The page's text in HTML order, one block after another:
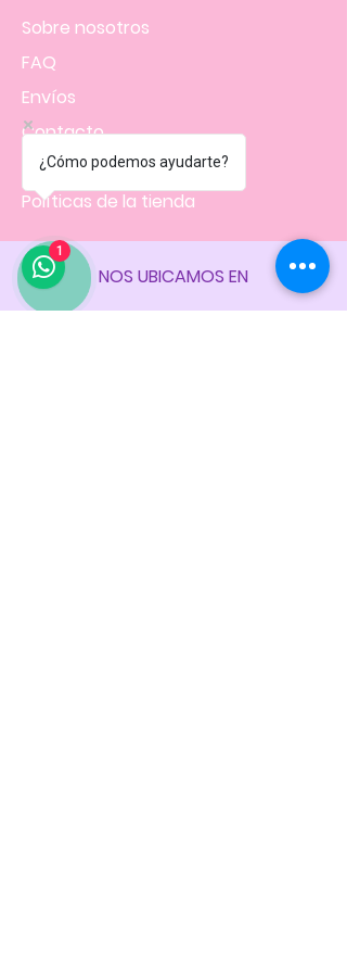
Sobre nosotros
FAQ
Envíos
Contacto
Facturación
Políticas de la tienda
NOS UBICAMOS EN
¿Cómo podemos ayudarte?
1